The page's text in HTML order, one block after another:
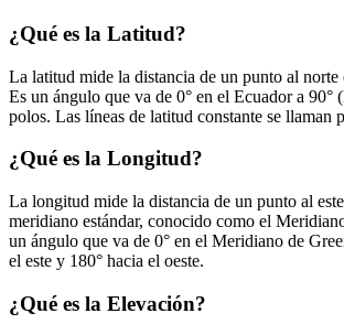
¿Qué es la Latitud?
La latitud mide la distancia de un punto al norte
Es un ángulo que va de 0° en el Ecuador a 90°
polos. Las líneas de latitud constante se llaman
¿Qué es la Longitud?
La longitud mide la distancia de un punto al
meridiano estándar, conocido como el
un ángulo que va de 0° en el Meridiano de
el este y 180° hacia el oeste.
¿Qué es la Elevación?